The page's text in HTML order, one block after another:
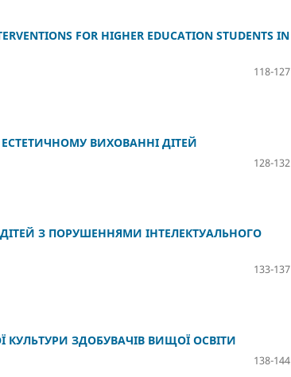
FOR HIGHER EDUCATION STUDENTS IN
118-127
ЕСТЕТИЧНОМУ ВИХОВАННІ ДІТЕЙ
128-132
З ПОРУШЕННЯМИ ІНТЕЛЕКТУАЛЬНОГО
133-137
КУЛЬТУРИ ЗДОБУВАЧІВ ВИЩОЇ ОСВІТИ
138-144